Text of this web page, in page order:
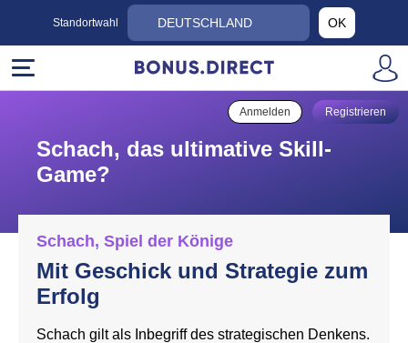
Standortwahl DEUTSCHLAND OK
Anmelden Registrieren
Schach, das ultimative Skill-
Game?
Schach, Spiel der Könige
Mit Geschick und Strategie zum
Erfolg
Schach gilt als Inbegriff des strategischen Denkens.